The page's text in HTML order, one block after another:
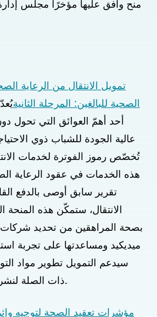
منح وافق عليها مؤخرًا مجلس
تمويل الانتقال من الرعاية
الصحية للبالغين: المرحلة الثانية
أحد أهمّ العوائق التي تحول
عالية الجودة للشباب ذوي
تُخصّص رموز الفوترة لخدمات
هذه الخدمات في عقود الرعاية
تقرير سابق أوصى بالدفع
الانتقال، ستمكّن هذه
بصحة المراهقين من تحديد شركات
ميديكيد ومساعدتها على تجربة
سيدعم التمويل تطوير مواد
ذات الصلة لنشرها على الصعيد الوطني.
مؤشرات تعقيد الصحة لتوجيه